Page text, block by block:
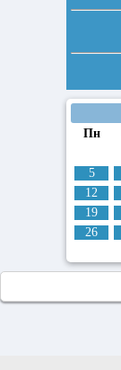
Пн
5
12
19
26